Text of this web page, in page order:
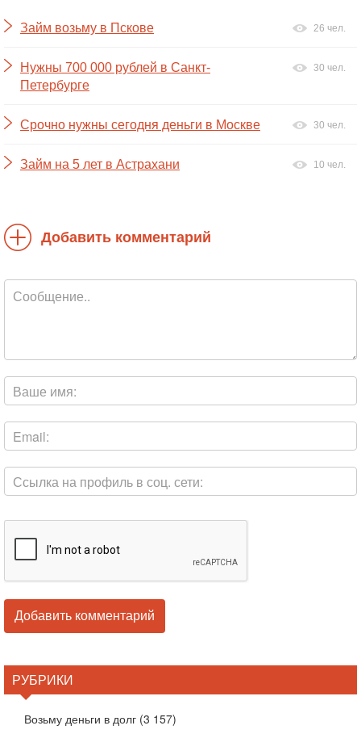
Займ возьму в Пскове 26 чел.
Нужны 700 000 рублей в Санкт-
Петербурге
30 чел.
Срочно нужны сегодня деньги в Москве 30 чел.
Займ на 5 лет в Астрахани 10 чел.
Добавить комментарий
РУБРИКИ
Возьму деньги в долг (3 157)